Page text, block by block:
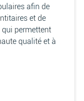
afin de
et de
qui permettent
qualité et à